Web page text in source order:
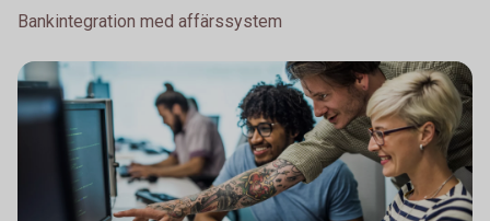
Bankintegration med affärssystem